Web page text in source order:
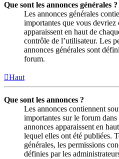
Que sont les annonces générales ?
Les annonces générales
importantes que vous
apparaissent en haut de
contrôle de l’utilisateur. Les
annonces générales sont
forum.
Haut
Que sont les annonces ?
Les annonces contiennent
importantes sur le forum
annonces apparaissent en
lequel elles ont été publiées.
générales, les permissions
définies par les